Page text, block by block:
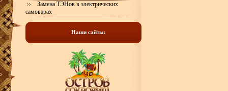
Замена ТЭНов в электрических
самоварах
Наши сайты: